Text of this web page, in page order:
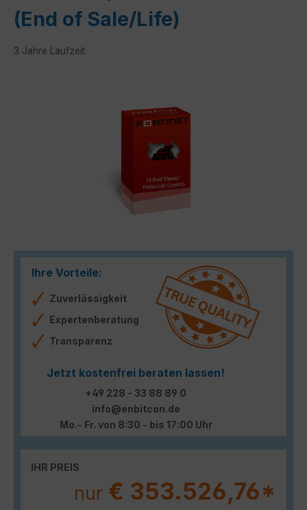
(End of Sale/Life)
3 Jahre Laufzeit
Ihre Vorteile:
Zuverlässigkeit
Expertenberatung
Transparenz
Jetzt kostenfrei beraten lassen!
+49 228 - 33 88 89 0
info@enbitcon.de
Mo.- Fr. von 8:30 - bis 17:00 Uhr
IHR PREIS
nur € 353.526,76*